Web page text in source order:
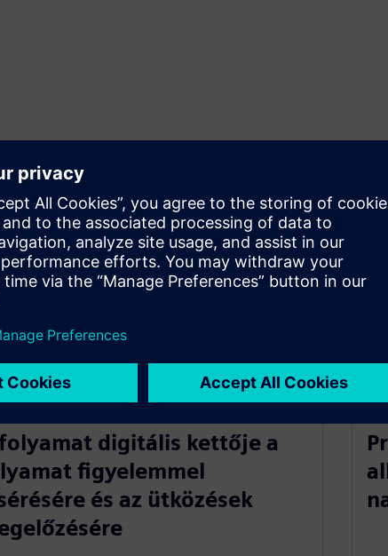
lépések automatizálásával
bővíthető moduláris platformmal
digitális kettője a
figyelemmel
és az ütközések